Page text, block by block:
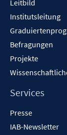
Leitbild
Institutsleitung
Befragungen
Projekte
Services
Presse
IAB-Newsletter